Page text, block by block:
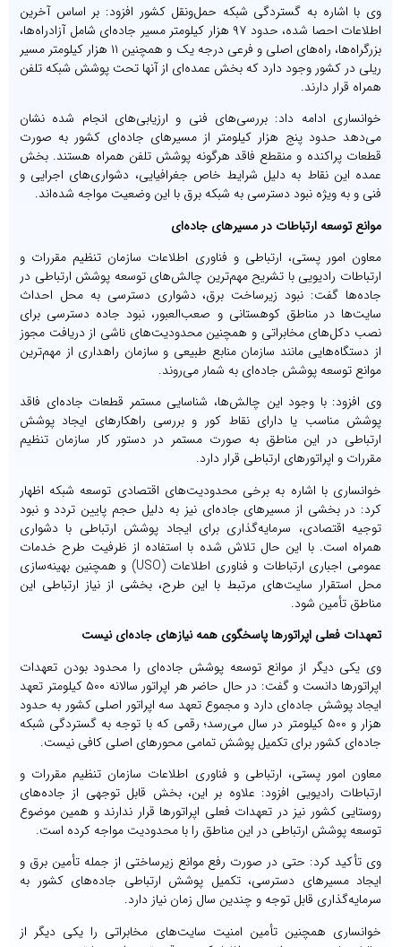
وی با اشاره به گستردگی شبکه حمل‌ونقل کشور افزود: بر اساس آخرین
اطلاعات احصا شده، حدود ۹۷ هزار کیلومتر مسیر جاده‌ای شامل آزادراه‌ها،
بزرگراه‌ها، راه‌های اصلی و فرعی درجه یک و همچنین ۱۱ هزار کیلومتر مسیر
ریلی در کشور وجود دارد که بخش عمده‌ای از آنها تحت پوشش شبکه تلفن
همراه قرار دارند.
خوانساری ادامه داد: بررسی‌های فنی و ارزیابی‌های انجام شده نشان
می‌دهد حدود پنج هزار کیلومتر از مسیرهای جاده‌ای کشور به صورت
قطعات پراکنده و منقطع فاقد هرگونه پوشش تلفن همراه هستند. بخش
عمده این نقاط به دلیل شرایط خاص جغرافیایی، دشواری‌های اجرایی و
فنی و به ویژه نبود دسترسی به شبکه برق با این وضعیت مواجه شده‌اند.
موانع توسعه ارتباطات در مسیرهای جاده‌ای
معاون امور پستی، ارتباطی و فناوری اطلاعات سازمان تنظیم مقررات و
ارتباطات رادیویی با تشریح مهم‌ترین چالش‌های توسعه پوشش ارتباطی در
جاده‌ها گفت: نبود زیرساخت برق، دشواری دسترسی به محل احداث
سایت‌ها در مناطق کوهستانی و صعب‌العبور، نبود جاده دسترسی برای
نصب دکل‌های مخابراتی و همچنین محدودیت‌های ناشی از دریافت مجوز
از دستگاه‌هایی مانند سازمان منابع طبیعی و سازمان راهداری از مهم‌ترین
موانع توسعه پوشش جاده‌ای به شمار می‌روند.
وی افزود: با وجود این چالش‌ها، شناسایی مستمر قطعات جاده‌ای فاقد
پوشش مناسب یا دارای نقاط کور و بررسی راهکارهای ایجاد پوشش
ارتباطی در این مناطق به صورت مستمر در دستور کار سازمان تنظیم
مقررات و اپراتورهای ارتباطی قرار دارد.
خوانساری با اشاره به برخی محدودیت‌های اقتصادی توسعه شبکه اظهار
کرد: در بخشی از مسیرهای جاده‌ای نیز به دلیل حجم پایین تردد و نبود
توجیه اقتصادی، سرمایه‌گذاری برای ایجاد پوشش ارتباطی با دشواری
همراه است. با این حال تلاش شده با استفاده از ظرفیت طرح خدمات
عمومی اجباری ارتباطات و فناوری اطلاعات (USO) و همچنین بهینه‌سازی
محل استقرار سایت‌های مرتبط با این طرح، بخشی از نیاز ارتباطی این
مناطق تأمین شود.
تعهدات فعلی اپراتورها پاسخگوی همه نیازهای جاده‌ای نیست
وی یکی دیگر از موانع توسعه پوشش جاده‌ای را محدود بودن تعهدات
اپراتورها دانست و گفت: در حال حاضر هر اپراتور سالانه ۵۰۰ کیلومتر تعهد
ایجاد پوشش جاده‌ای دارد و مجموع تعهد سه اپراتور اصلی کشور به حدود
هزار و ۵۰۰ کیلومتر در سال می‌رسد؛ رقمی که با توجه به گستردگی شبکه
جاده‌ای کشور برای تکمیل پوشش تمامی محورهای اصلی کافی نیست.
معاون امور پستی، ارتباطی و فناوری اطلاعات سازمان تنظیم مقررات و
ارتباطات رادیویی افزود: علاوه بر این، بخش قابل توجهی از جاده‌های
روستایی کشور نیز در تعهدات فعلی اپراتورها قرار ندارند و همین موضوع
توسعه پوشش ارتباطی در این مناطق را با محدودیت مواجه کرده است.
وی تأکید کرد: حتی در صورت رفع موانع زیرساختی از جمله تأمین برق و
ایجاد مسیرهای دسترسی، تکمیل پوشش ارتباطی جاده‌های کشور به
سرمایه‌گذاری قابل توجه و چندین سال زمان نیاز دارد.
خوانساری همچنین تأمین امنیت سایت‌های مخابراتی را یکی دیگر از